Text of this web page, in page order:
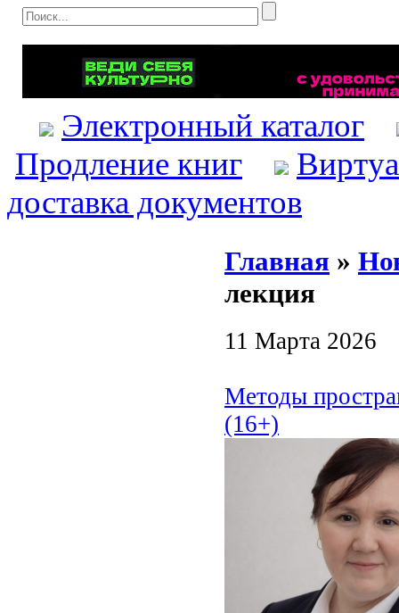
Электронный каталог
Продление книг
доставка документов
Главная »
лекция
11 Марта 2026
Методы
(16+)